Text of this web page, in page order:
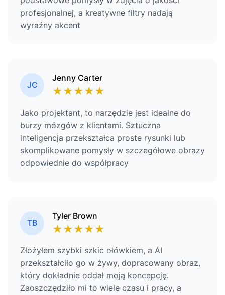
profesjonalnej, a kreatywne filtry nadają
wyraźny akcent
JC
Jenny Carter
★★★★★
Jako projektant, to narzędzie jest idealne do
burzy mózgów z klientami. Sztuczna
inteligencja przekształca proste rysunki lub
skomplikowane pomysły w szczegółowe obrazy
odpowiednie do współpracy
TB
Tyler Brown
★★★★★
Złożyłem szybki szkic ołówkiem, a AI
przekształciło go w żywy, dopracowany obraz,
który dokładnie oddał moją koncepcję.
Zaoszczędziło mi to wiele czasu i pracy, a